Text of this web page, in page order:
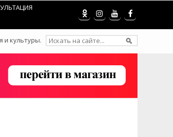
и культуры.